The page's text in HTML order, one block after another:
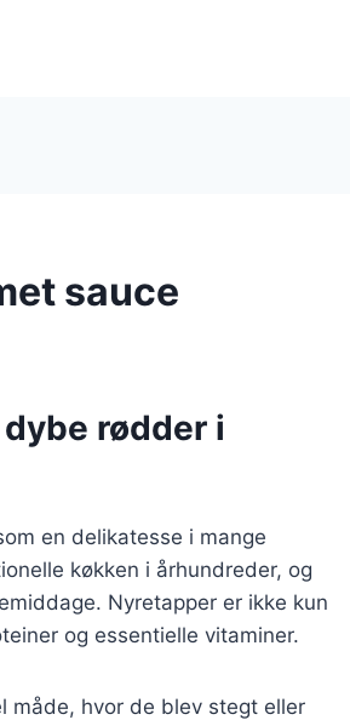
sauce
rødder i
en delikatesse i mange
køkken i århundreder, og
Nyretapper er ikke kun
og essentielle vitaminer.
måde, hvor de blev stegt eller